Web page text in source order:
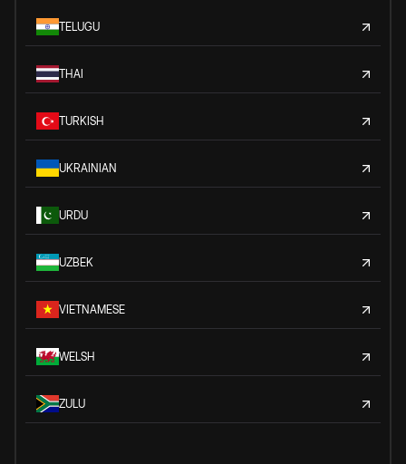
TELUGU
THAI
TURKISH
UKRAINIAN
URDU
UZBEK
VIETNAMESE
WELSH
ZULU